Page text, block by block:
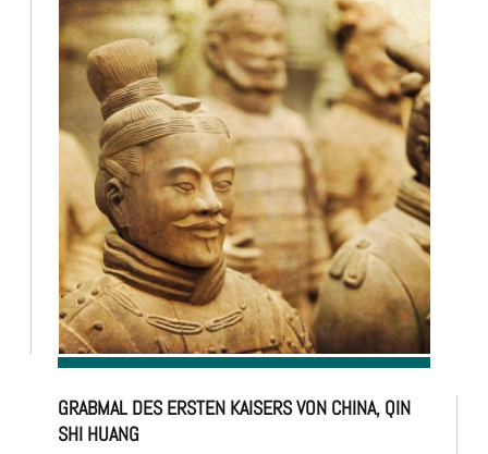
GRABMAL DES ERSTEN KAISERS VON CHINA, QIN
SHI HUANG